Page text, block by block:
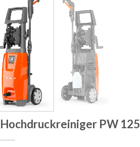
Hochdruckreiniger PW 125